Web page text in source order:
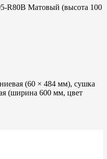
R80B Матовый (высота 100
(60 × 484 мм), сушка
(ширина 600 мм, цвет